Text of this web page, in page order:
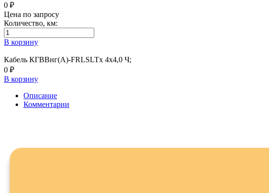
0 ₽
Цена по запросу
Количество, км:
В корзину
Кабель КГВВнг(А)-FRLSLTx 4х4,0 Ч;
0 ₽
В корзину
Описание
Комментарии